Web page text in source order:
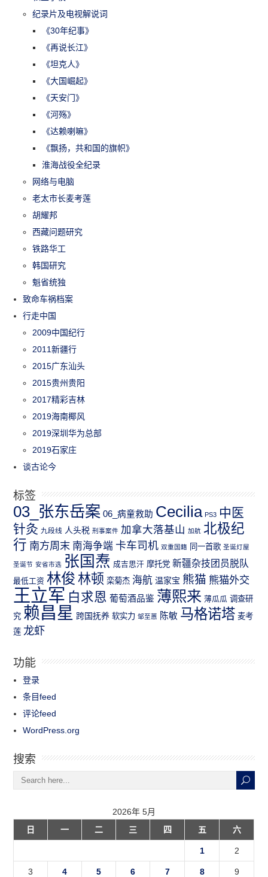
纪录片及电视解说词
《30年纪事》
《再说长江》
《坦克人》
《大国崛起》
《天安门》
《河殇》
《达赖喇嘛》
《飘扬，共和国的旗帜》
淮海战役全纪录
网络与电脑
老太市长麦考莲
胡耀邦
西藏问题研究
铁路华工
韩国研究
魁省统独
致命车祸档案
行走中国
2009中国纪行
2011新疆行
2015广东汕头
2015贵州贵阳
2017精彩吉林
2019海南椰风
2019深圳华为总部
2019石家庄
谈古论今
标签
03_张东岳案 06_病童救助 Cecilia PS3 中医
针灸 九段线 人头税 刑事案件 加拿大落基山 加航 北极纪
行 南方周末 南海争端 卡车司机 双重国籍 同一首歌 圣诞灯屋
圣诞节 安省市选 张国焘 成吉思汗 摩托党 新疆杂技团员脱队
最低工资 林俊 林顿 栾菊杰 海航 温家宝 熊猫 熊猫外交
王立军 白求恩 葡萄酒品鉴 薄熙来 薄瓜瓜 调查研
究 赖昌星 跨国抚养 软实力 邹至蕙 陈敏 马格诺塔 麦考
莲 龙虾
功能
登录
条目feed
评论feed
WordPress.org
搜索
2026年 5月
日
一 二 三 四 五 六
1 2
3 4 5 6 7 8 9